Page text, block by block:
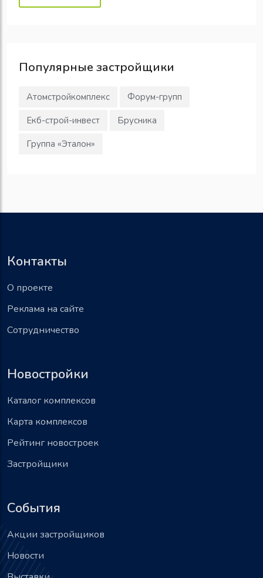
Популярные застройщики
Атомстройкомплекс
Форум-групп
Екб-строй-инвест
Брусника
Группа «Эталон»
Контакты
О проекте
Реклама на сайте
Сотрудничество
Новостройки
Каталог комплексов
Карта комплексов
Рейтинг новостроек
Застройщики
События
Акции застройщиков
Новости